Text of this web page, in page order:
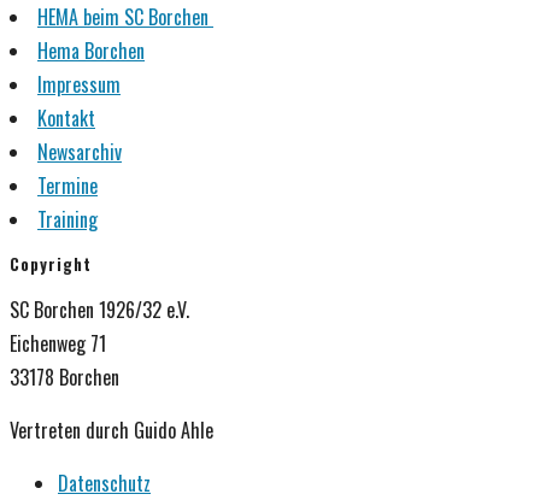
HEMA beim SC Borchen
Hema Borchen
Impressum
Kontakt
Newsarchiv
Termine
Training
Copyright
SC Borchen 1926/32 e.V.
Eichenweg 71
33178 Borchen
Vertreten durch Guido Ahle
Datenschutz